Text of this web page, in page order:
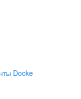
Docke